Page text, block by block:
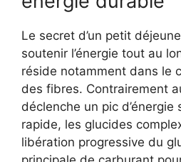
Le secret d’un petit
soutenir l’énergie tout au
réside notamment dans le
des fibres. Contrairement
déclenche un pic d’énergie
rapide, les glucides
libération progressive du